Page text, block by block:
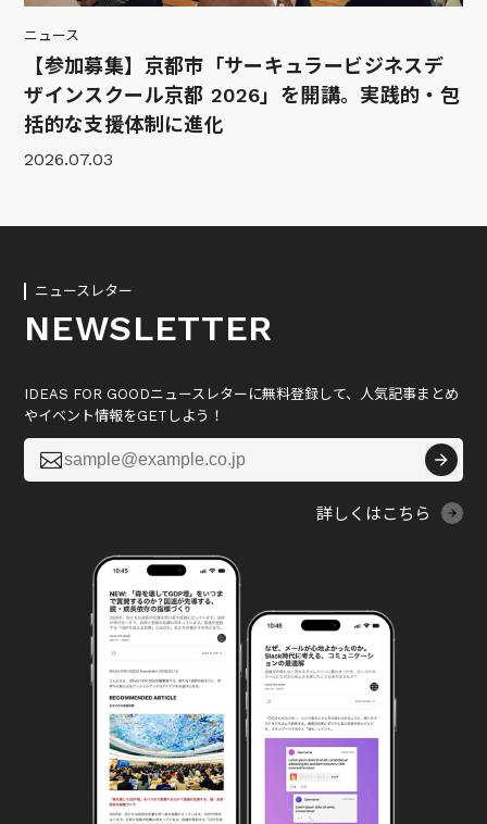
ニュース
【参加募集】京都市「サーキュラービジネスデ
ザインスクール京都 2026」を開講。実践的・包
括的な支援体制に進化
2026.07.03
ニュースレター
NEWSLETTER
IDEAS FOR GOODニュースレターに無料登録して、人気記事まとめ
やイベント情報をGETしよう！

詳しくはこちら